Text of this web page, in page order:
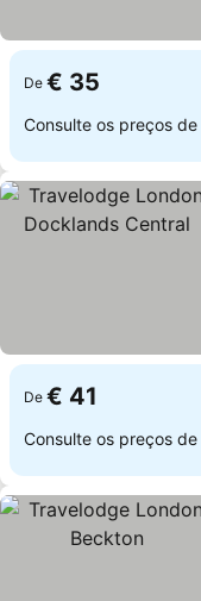
De € 35
Consulte os preços de
De € 41
Consulte os preços de